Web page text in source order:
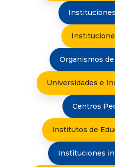
Organismos
Universidades e
Centros
Institutos de
Instituciones